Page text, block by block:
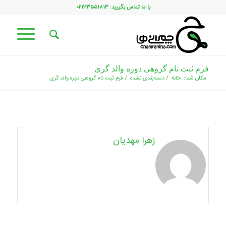
با ما تماس بگیرید: ۰۲۱۳۳۵۵۱۸۱۳
فرم ثبت نام گروهی دوره والد گری
مکان شما: خانه /دسته‌بندی نشده / فرم ثبت نام گروهی دوره والد گری
زهرا مهدیان